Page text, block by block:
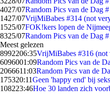
4027/07Random Pics van de Dag
1427/07VrijMiBabes #314 (not
1525/07FOK!kers lopen de
8325/07Random Pics van de Dag
Meest gelezen
8992206:35VrijMiBabes #316
6096001:09Random Pics van de
2066611:03Random Pics van de
175320:11Geen 'happy end' bij
108223:46Hoe 30 landen zich